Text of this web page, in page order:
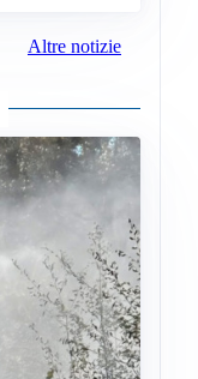
Altre notizie